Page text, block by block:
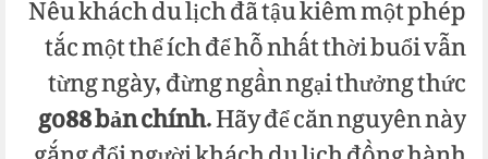
tắc một thể ích để hỗ nhất thời buổi vẫn
từng ngày, đừng ngần ngại thưởng thức
go88 bản chính. Hãy để căn nguyên này